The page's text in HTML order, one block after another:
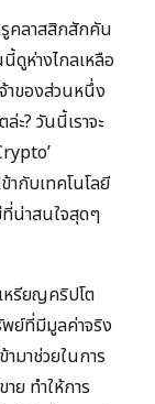
รูคลาสสิกสักคัน
ดูห่างไกลเหลือ
าของส่วนหนึ่ง
ะ? วันนี้เราจะ
กับเทคโนโลยี
น่าสนใจสุดๆ
หรียญคริปโต
ย์ที่มีมูลค่าจริง
มาช่วยในการ
ย ทำให้การ